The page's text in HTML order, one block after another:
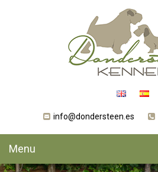
info@dondersteen.es
Menu